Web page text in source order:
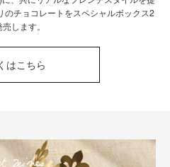
チョコレートをスペシャルボックス2
します。
はこちら